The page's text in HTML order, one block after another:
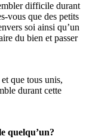
difficile durant
vous que des petits
soi ainsi qu’un
du bien et passer
que tous unis,
durant cette
quelqu’un?